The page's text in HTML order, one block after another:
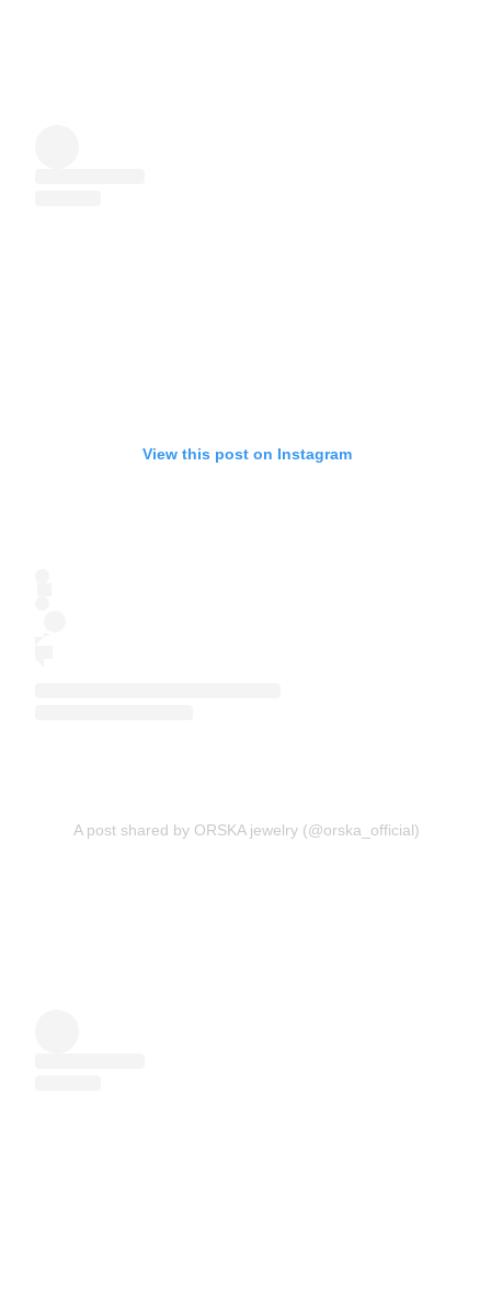
View this post on Instagram
A post shared by ORSKA jewelry (@orska_official)